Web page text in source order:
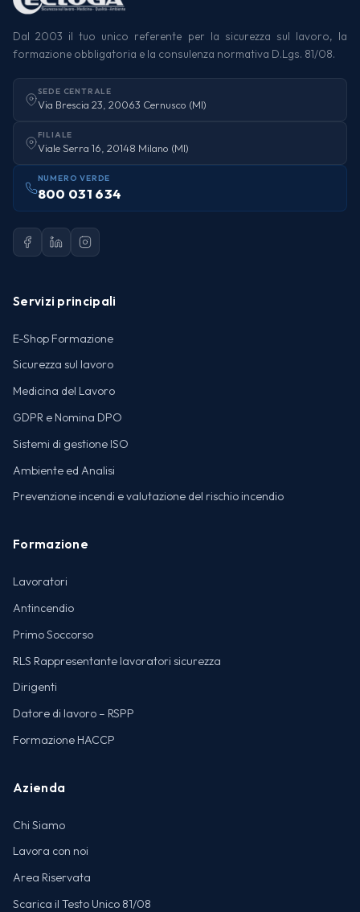
Dal 2003 il tuo unico referente per la sicurezza sul lavoro, la
formazione obbligatoria e la consulenza normativa D.Lgs. 81/08.
SEDE CENTRALE
Via Brescia 23, 20063 Cernusco (MI)
FILIALE
Viale Serra 16, 20148 Milano (MI)
NUMERO VERDE
800 031 634
Servizi principali
E-Shop Formazione
Sicurezza sul lavoro
Medicina del Lavoro
GDPR e Nomina DPO
Sistemi di gestione ISO
Ambiente ed Analisi
Prevenzione incendi e valutazione del rischio incendio
Formazione
Lavoratori
Antincendio
Primo Soccorso
RLS Rappresentante lavoratori sicurezza
Dirigenti
Datore di lavoro – RSPP
Formazione HACCP
Azienda
Chi Siamo
Lavora con noi
Area Riservata
Scarica il Testo Unico 81/08